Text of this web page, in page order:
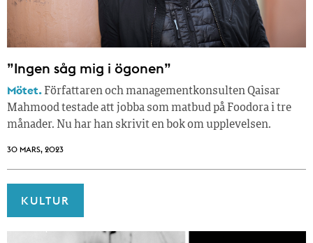
”Ingen såg mig i ögonen”
Mötet. Författaren och managementkonsulten Qaisar
Mahmood testade att jobba som matbud på Foodora i tre
månader. Nu har han skrivit en bok om upplevelsen.
30 MARS, 2023
KULTUR